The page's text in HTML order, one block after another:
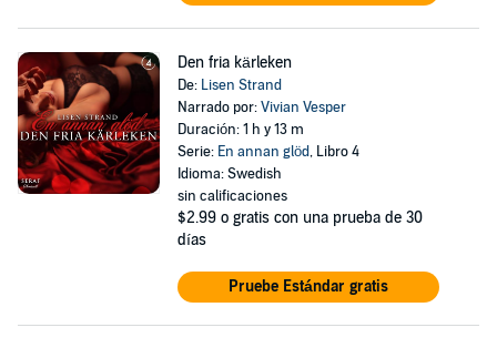
Den fria kärleken
De: Lisen Strand
Narrado por:Vivian Vesper
Duración: 1 h y 13 m
Serie: En annan glöd, Libro 4
Idioma: Swedish
sin calificaciones
$2.99 o gratis con una prueba de 30
días
Pruebe Estándar gratis